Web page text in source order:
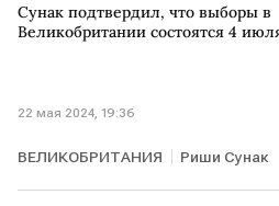
Сунак подтвердил, что выборы в
Великобритании состоятся 4
22 мая 2024, 19:36
ВЕЛИКОБРИТАНИЯ Риши Сунак